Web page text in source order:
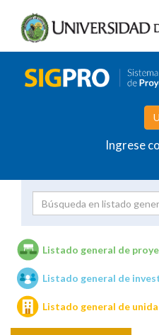
Ingrese
Unidades de
Listado general de
Listado general de
Listado general de